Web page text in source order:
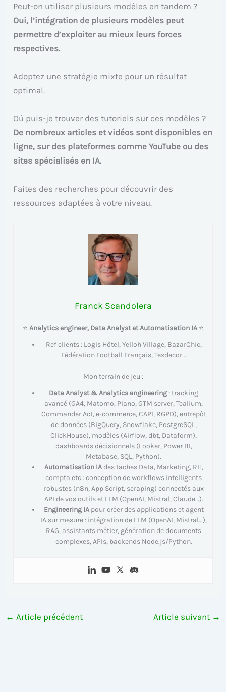
Peut-on utiliser plusieurs modèles en tandem ?
Oui, l’intégration de plusieurs modèles peut
permettre d’exploiter au mieux leurs forces
respectives.
Adoptez une stratégie mixte pour un résultat
optimal.
Où puis-je trouver des tutoriels sur ces modèles ?
De nombreux articles et vidéos sont disponibles en
ligne, sur des plateformes comme YouTube ou des
sites spécialisés en IA.
Faites des recherches pour découvrir des
ressources adaptées à votre niveau.
Franck Scandolera
⭐ Analytics engineer, Data Analyst et Automatisation IA⭐
Ref clients : Logis Hôtel, Yelloh Village, BazarChic,
Fédération Football Français, Texdecor…
Mon terrain de jeu :
Data Analyst & Analytics engineering : tracking
avancé (GA4, Matomo, Piano, GTM server, Tealium,
Commander Act, e-commerce, CAPI, RGPD), entrepôt
de données (BigQuery, Snowflake, PostgreSQL,
ClickHouse), modèles (Airflow, dbt, Dataform),
dashboards décisionnels (Looker, Power BI,
Metabase, SQL, Python).
Automatisation IAdes taches Data, Marketing, RH,
compta etc : conception de workflows intelligents
robustes (n8n, App Script, scraping) connectés aux
API de vos outils et LLM (OpenAI, Mistral, Claude…).
Engineering IApour créer des applications et agent
IA sur mesure : intégration de LLM (OpenAI, Mistral…),
RAG, assistants métier, génération de documents
complexes, APIs, backends Node.js/Python.
← Article précédent Article suivant →